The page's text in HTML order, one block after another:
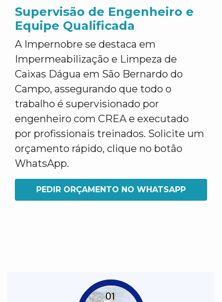
Supervisão de Engenheiro e
Equipe Qualificada
A Impernobre se destaca em
Impermeabilização e Limpeza de
Caixas Dágua em São Bernardo do
Campo, assegurando que todo o
trabalho é supervisionado por
engenheiro com CREA e executado
por profissionais treinados. Solicite um
orçamento rápido, clique no botão
WhatsApp.
PEDIR ORÇAMENTO NO WHATSAPP